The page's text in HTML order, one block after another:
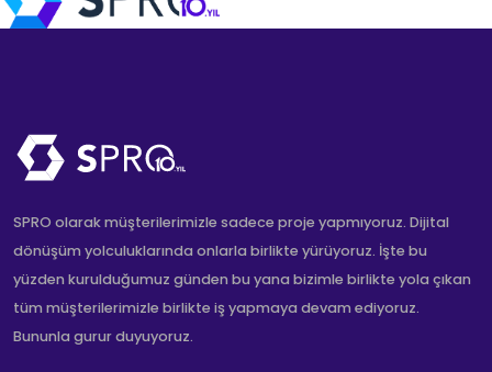
SPRO olarak müşterilerimizle sadece proje yapmıyoruz. Dijital
dönüşüm yolculuklarında onlarla birlikte yürüyoruz. İşte bu
yüzden kurulduğumuz günden bu yana bizimle birlikte yola çıkan
tüm müşterilerimizle birlikte iş yapmaya devam ediyoruz.
Bununla gurur duyuyoruz.